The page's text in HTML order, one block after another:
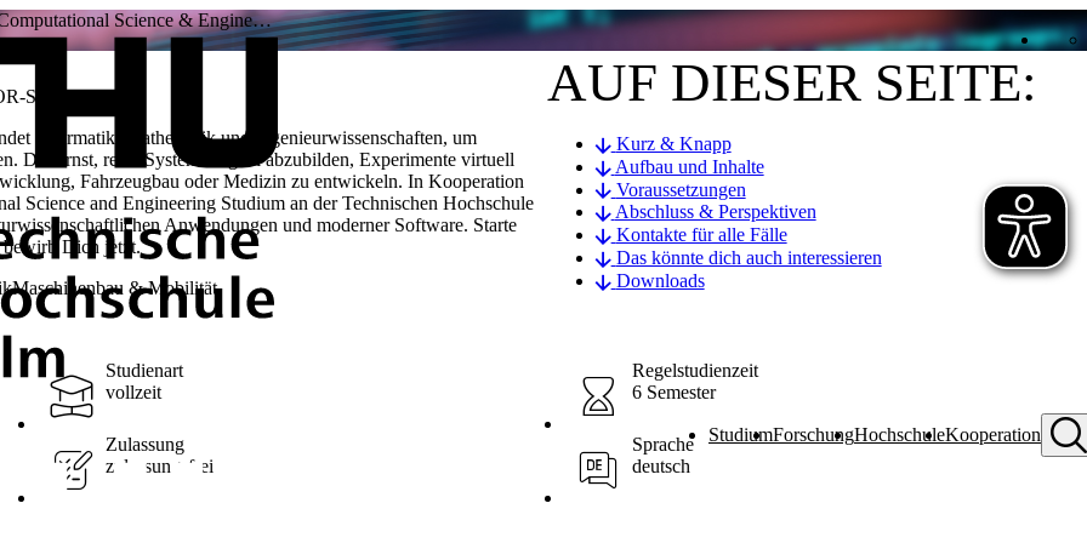
StudiumForschungHochschuleKooperation
Science & Engine…
STUDIUM
Informatik, Mathematik und Ingenieurwissenschaften, um
Du lernst, reale Systeme digital abzubilden, Experimente virtuell
Fahrzeugbau oder Medizin zu entwickeln. In Kooperation
Science and Engineering Studium an der Technischen Hochschule
Anwendungen und moderner Software. Starte
bewirb Dich jetzt.
Maschinenbau & Mobilität
AUF DIESER SEITE:
Kurz & Knapp
Aufbau und Inhalte
Voraussetzungen
Abschluss & Perspektiven
Kontakte für alle Fälle
Das könnte dich auch interessieren
Downloads
Studienart
vollzeit
Regelstudienzeit
6 Semester
Zulassung
zulassungsfrei
Sprache
deutsch